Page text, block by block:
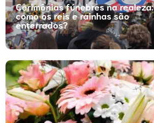
Cerimônias fúnebres na realeza:
como os reis e rainhas são
enterrados?